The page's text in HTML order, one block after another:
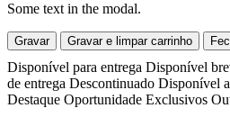
Some text in the modal.
Gravar Gravar e limpar carrinho
Disponível para entrega Disponível
de entrega Descontinuado Disponível
Destaque Oportunidade Exclusivos